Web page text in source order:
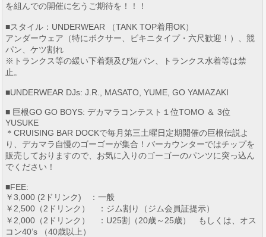
を組んでの開催に乞うご期待を！！！
■スタイル：UNDERWEAR （TANK TOP着用OK）
アンダーウェア（特にボクサー、ビキニタイプ・六尺歓迎！）、競
パン、ケツ割れ
※トランクス等の緩い下着類及び短パン、トランクス水着等は禁
止。
■UNDERWEAR DJs: J.R., MASATO, YUME, GO YAMAZAKI
■ 巨根GO GO BOYS: デカマラコンテスト１位TOMO ＆ 3位
YUSUKE
＊CRUISING BAR DOCKで毎月第三土曜日定期開催の巨根伝説よ
り、デカマラ自慢のゴーゴーが集合！バーカウンターではチップを
販売しておりますので、お気に入りのゴーゴーのパンツに突っ込ん
でください！
■FEE:
￥3,000 (2ドリンク) ：一般
￥2,500（2ドリンク） ：ジム割り（ジム会員証提示）
￥2,000（2ドリンク） ：U25割（20歳～25歳） もしくは、オス
コン40’s （40歳以上）